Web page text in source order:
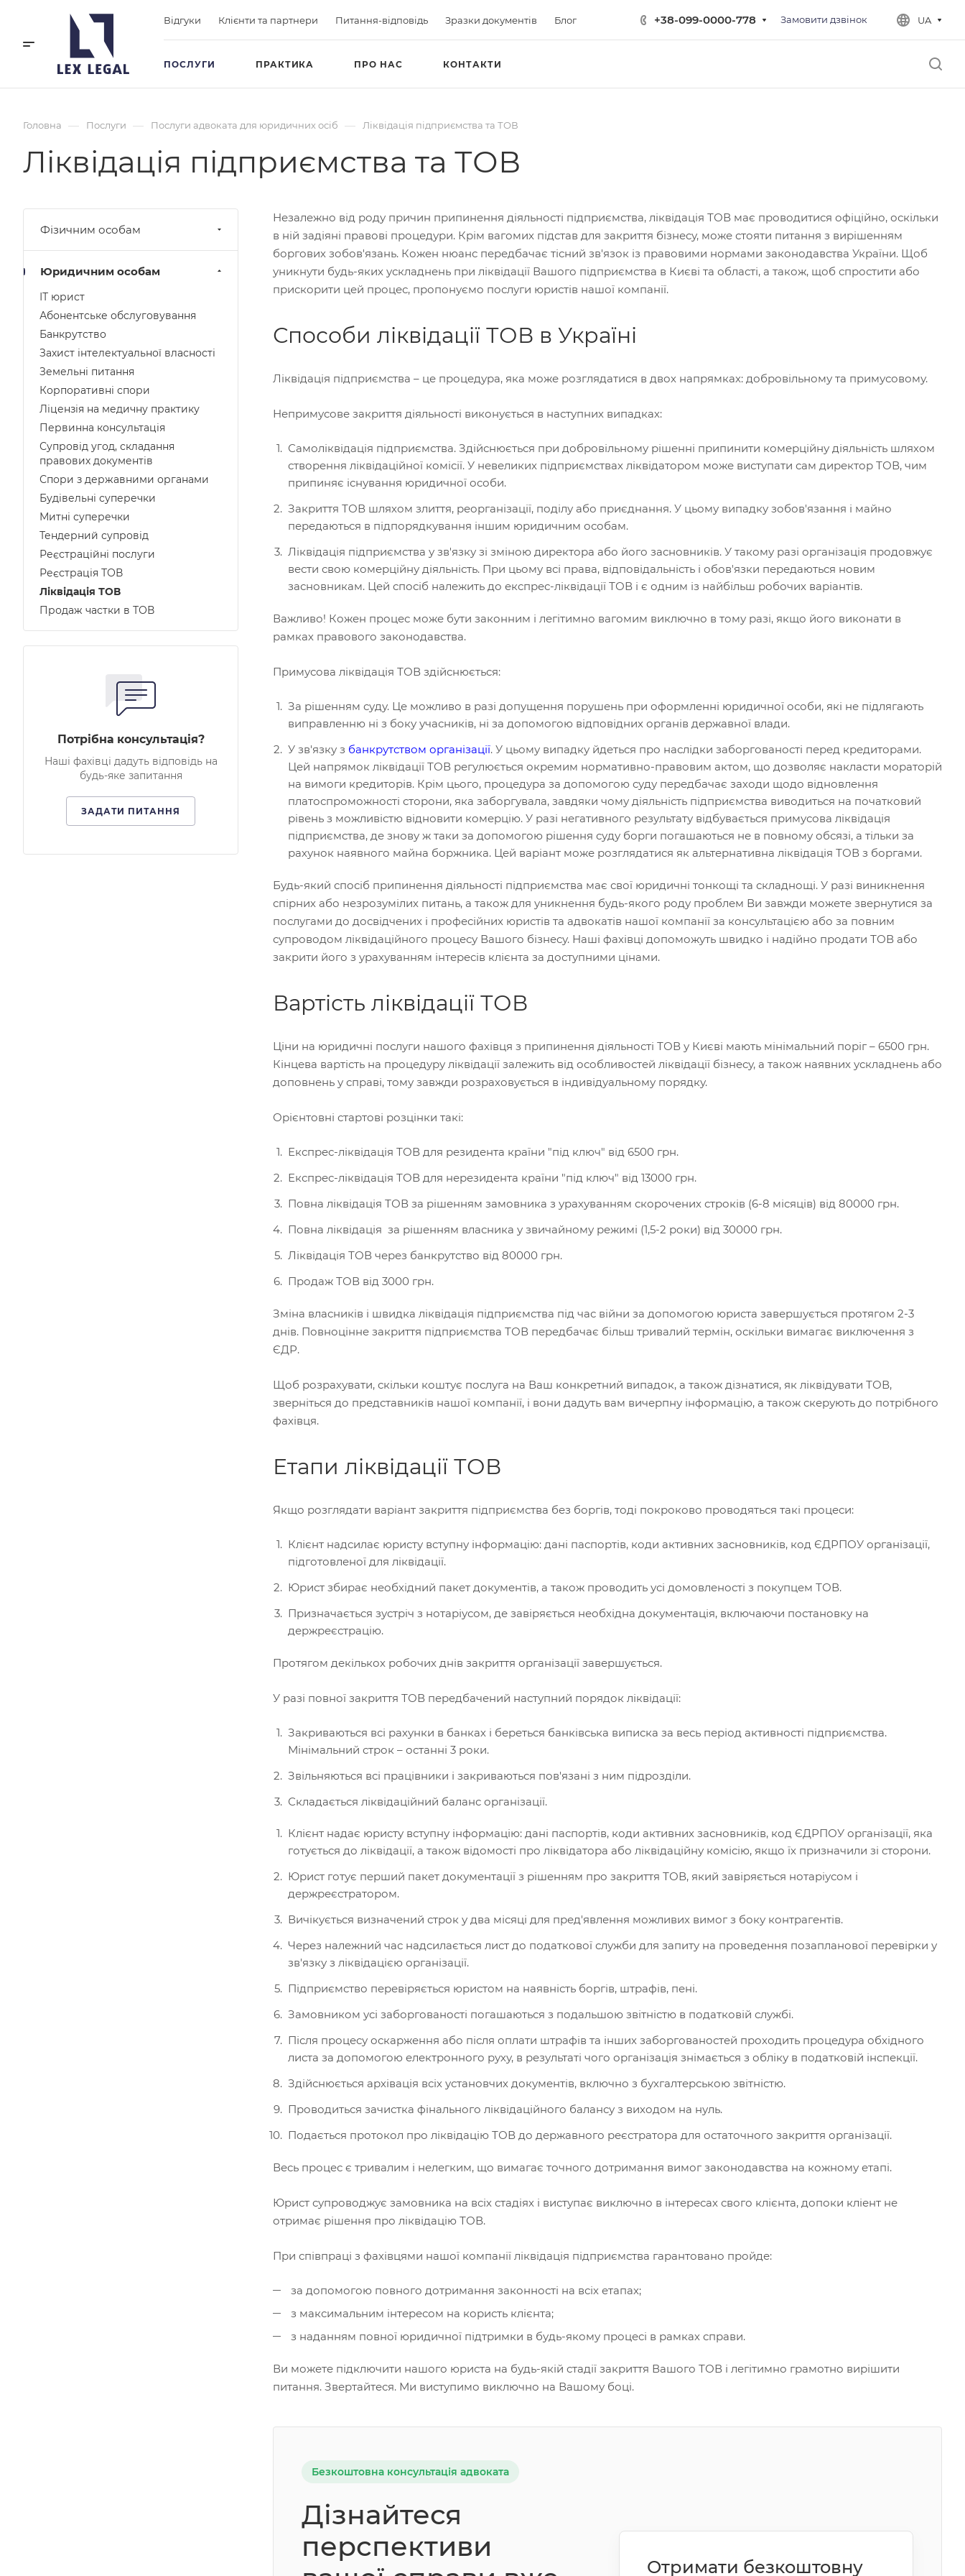
Відгуки Клієнти та партнери Питання-відповідь Зразки документів Блог +38-099-0000-778 Замовити дзвінок UA
ПОСЛУГИ ПРАКТИКА ПРО НАС КОНТАКТИ
Головна — Послуги — Послуги адвоката для юридичних осіб — Ліквідація підприємства та ТОВ
Ліквідація підприємства та ТОВ
Незалежно від роду причин припинення діяльності підприємства, ліквідація ТОВ має проводитися офіційно, оскільки
в ній задіяні правові процедури. Крім вагомих підстав для закриття бізнесу, може стояти питання з вирішенням
боргових зобов'язань. Кожен нюанс передбачає тісний зв'язок із правовими нормами законодавства України. Щоб
уникнути будь-яких ускладнень при ліквідації Вашого підприємства в Києві та області, а також, щоб спростити або
прискорити цей процес, пропонуємо послуги юристів нашої компанії.
Способи ліквідації ТОВ в Україні
Ліквідація підприємства – це процедура, яка може розглядатися в двох напрямках: добровільному та примусовому.
Непримусове закриття діяльності виконується в наступних випадках:
Самоліквідація підприємства. Здійснюється при добровільному рішенні припинити комерційну діяльність шляхом
створення ліквідаційної комісії. У невеликих підприємствах ліквідатором може виступати сам директор ТОВ, чим
припиняє існування юридичної особи.
Закриття ТОВ шляхом злиття, реорганізації, поділу або приєднання. У цьому випадку зобов'язання і майно
передаються в підпорядкування іншим юридичним особам.
Ліквідація підприємства у зв'язку зі зміною директора або його засновників. У такому разі організація продовжує
вести свою комерційну діяльність. При цьому всі права, відповідальність і обов'язки передаються новим
засновникам. Цей спосіб належить до експрес-ліквідації ТОВ і є одним із найбільш робочих варіантів.
Важливо! Кожен процес може бути законним і легітимно вагомим виключно в тому разі, якщо його виконати в
рамках правового законодавства.
Примусова ліквідація ТОВ здійснюється:
За рішенням суду. Це можливо в разі допущення порушень при оформленні юридичної особи, які не підлягають
виправленню ні з боку учасників, ні за допомогою відповідних органів державної влади.
У зв'язку з банкрутством організації. У цьому випадку йдеться про наслідки заборгованості перед кредиторами.
Цей напрямок ліквідації ТОВ регулюється окремим нормативно-правовим актом, що дозволяє накласти мораторій
на вимоги кредиторів. Крім цього, процедура за допомогою суду передбачає заходи щодо відновлення
платоспроможності сторони, яка заборгувала, завдяки чому діяльність підприємства виводиться на початковий
рівень з можливістю відновити комерцію. У разі негативного результату відбувається примусова ліквідація
підприємства, де знову ж таки за допомогою рішення суду борги погашаються не в повному обсязі, а тільки за
рахунок наявного майна боржника. Цей варіант може розглядатися як альтернативна ліквідація ТОВ з боргами.
Будь-який спосіб припинення діяльності підприємства має свої юридичні тонкощі та складнощі. У разі виникнення
спірних або незрозумілих питань, а також для уникнення будь-якого роду проблем Ви завжди можете звернутися за
послугами до досвідчених і професійних юристів та адвокатів нашої компанії за консультацією або за повним
супроводом ліквідаційного процесу Вашого бізнесу. Наші фахівці допоможуть швидко і надійно продати ТОВ або
закрити його з урахуванням інтересів клієнта за доступними цінами.
Вартість ліквідації ТОВ
Ціни на юридичні послуги нашого фахівця з припинення діяльності ТОВ у Києві мають мінімальний поріг – 6500 грн.
Кінцева вартість на процедуру ліквідації залежить від особливостей ліквідації бізнесу, а також наявних ускладнень або
доповнень у справі, тому завжди розраховується в індивідуальному порядку.
Орієнтовні стартові розцінки такі:
Експрес-ліквідація ТОВ для резидента країни "під ключ" від 6500 грн.
Експрес-ліквідація ТОВ для нерезидента країни "під ключ" від 13000 грн.
Повна ліквідація ТОВ за рішенням замовника з урахуванням скорочених строків (6-8 місяців) від 80000 грн.
Повна ліквідація за рішенням власника у звичайному режимі (1,5-2 роки) від 30000 грн.
Ліквідація ТОВ через банкрутство від 80000 грн.
Продаж ТОВ від 3000 грн.
Зміна власників і швидка ліквідація підприємства під час війни за допомогою юриста завершується протягом 2-3
днів. Повноцінне закриття підприємства ТОВ передбачає більш тривалий термін, оскільки вимагає виключення з
ЄДР.
Щоб розрахувати, скільки коштує послуга на Ваш конкретний випадок, а також дізнатися, як ліквідувати ТОВ,
зверніться до представників нашої компанії, і вони дадуть вам вичерпну інформацію, а також скерують до потрібного
фахівця.
Етапи ліквідації ТОВ
Якщо розглядати варіант закриття підприємства без боргів, тоді покроково проводяться такі процеси:
Клієнт надсилає юристу вступну інформацію: дані паспортів, коди активних засновників, код ЄДРПОУ організації,
підготовленої для ліквідації.
Юрист збирає необхідний пакет документів, а також проводить усі домовленості з покупцем ТОВ.
Призначається зустріч з нотаріусом, де завіряється необхідна документація, включаючи постановку на
держреєстрацію.
Протягом декількох робочих днів закриття організації завершується.
У разі повної закриття ТОВ передбачений наступний порядок ліквідації:
Закриваються всі рахунки в банках і береться банківська виписка за весь період активності підприємства.
Мінімальний строк – останні 3 роки.
Звільняються всі працівники і закриваються пов'язані з ним підрозділи.
Складається ліквідаційний баланс організації.
Клієнт надає юристу вступну інформацію: дані паспортів, коди активних засновників, код ЄДРПОУ організації, яка
готується до ліквідації, а також відомості про ліквідатора або ліквідаційну комісію, якщо їх призначили зі сторони.
Юрист готує перший пакет документації з рішенням про закриття ТОВ, який завіряється нотаріусом і
держреєстратором.
Вичікується визначений строк у два місяці для пред'явлення можливих вимог з боку контрагентів.
Через належний час надсилається лист до податкової служби для запиту на проведення позапланової перевірки у
зв'язку з ліквідацією організації.
Підприємство перевіряється юристом на наявність боргів, штрафів, пені.
Замовником усі заборгованості погашаються з подальшою звітністю в податковій службі.
Після процесу оскарження або після оплати штрафів та інших заборгованостей проходить процедура обхідного
листа за допомогою електронного руху, в результаті чого організація знімається з обліку в податковій інспекції.
Здійснюється архівація всіх установчих документів, включно з бухгалтерською звітністю.
Проводиться зачистка фінального ліквідаційного балансу з виходом на нуль.
Подається протокол про ліквідацію ТОВ до державного реєстратора для остаточного закриття організації.
Весь процес є тривалим і нелегким, що вимагає точного дотримання вимог законодавства на кожному етапі.
Юрист супроводжує замовника на всіх стадіях і виступає виключно в інтересах свого клієнта, допоки кліент не
отримає рішення про ліквідацію ТОВ.
При співпраці з фахівцями нашої компанії ліквідація підприємства гарантовано пройде:
за допомогою повного дотримання законності на всіх етапах;
з максимальним інтересом на користь клієнта;
з наданням повної юридичної підтримки в будь-якому процесі в рамках справи.
Ви можете підключити нашого юриста на будь-якій стадії закриття Вашого ТОВ і легітимно грамотно вирішити
питання. Звертайтеся. Ми виступимо виключно на Вашому боці.
Безкоштовна консультація адвоката
Дізнайтеся
перспективи
Отримати безкоштовну
Фізичним особам
Юридичним особам
ІТ юрист
Абонентське обслуговування
Банкрутство
Захист інтелектуальної власності
Земельні питання
Корпоративні спори
Ліцензія на медичну практику
Первинна консультація
Супровід угод, складання
правових документів
Спори з державними органами
Будівельні суперечки
Митні суперечки
Тендерний супровід
Реєстраційні послуги
Реєстрація ТОВ
Ліквідація ТОВ
Продаж частки в ТОВ
Потрібна консультація?
Наші фахівці дадуть відповідь на
будь-яке запитання
ЗАДАТИ ПИТАННЯ